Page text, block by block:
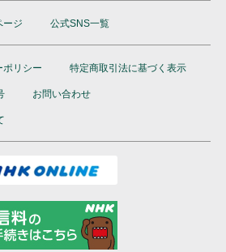
ージ 公式SNS一覧
ポリシー 特定商取引法に基づく表示
お問い合わせ